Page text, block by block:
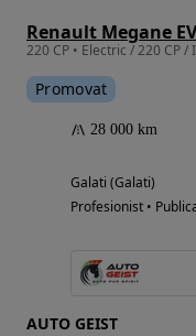
Renault Megane
220 CP • Electric / 220 CP
Promovat
28 000 km
Galati (Galati)
Profesionist •
AUTO GEIST